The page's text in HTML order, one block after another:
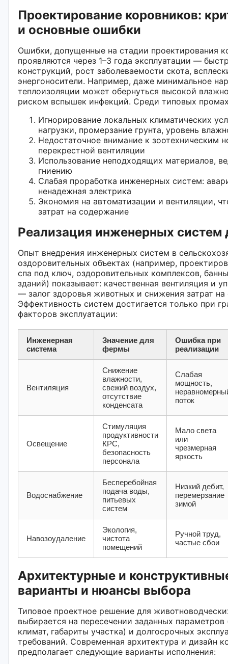
Проектирование коровников:
и основные ошибки
Ошибки, допущенные на стадии проектирования
проявляются через 1–3 года эксплуатации —
конструкций, рост заболеваемости скота,
энергоносители. Например, даже минимальное
теплоизоляции может обернуться высокой
риском вспышек инфекций. Среди типовых
Игнорирование локальных климатических
нагрузки, промерзание грунта, уровень
Недостаточное внимание к зоотехническим
перекрестной вентиляции
Использование неподходящих материалов,
гниению
Слабая проработка инженерных систем:
ненадежная электрика
Экономия на автоматизации и вентиляции,
затрат на содержание
Реализация инженерных систем
Опыт внедрения инженерных систем в
оздоровительных объектах (например,
спа под ключ, оздоровительных комплексов,
зданий) показывает: качественная вентиляция и
— залог здоровья животных и снижения затрат
Эффективность систем достигается только при
факторов эксплуатации:
Инженерная
система
Значение для
фермы
Ошибка при
реализации
Вентиляция
Снижение
влажности,
свежий воздух,
отсутствие
конденсата
Слабая
мощность,
поток
Освещение
Стимуляция
продуктивности
КРС,
безопасность
персонала
Мало света
или
чрезмерная
яркость
Водоснабжение
Бесперебойная
подача воды,
питьевых
систем
Низкий дебит,
перемерзание
зимой
Навозоудаление
Экология,
чистота
помещений
Ручной труд,
частые сбои
Архитектурные и
варианты и нюансы выбора
Типовое проектное решение для
выбирается на пересечении заданных
климат, габариты участка) и долгосрочных
требований. Современная архитектура и дизайн
предполагает следующие варианты исполнения: